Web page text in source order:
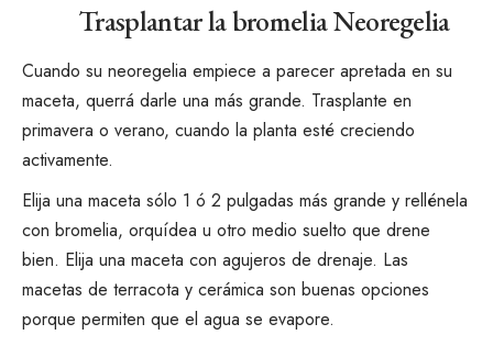
Trasplantar la bromelia Neoregelia
Cuando su neoregelia empiece a parecer apretada en su
maceta, querrá darle una más grande. Trasplante en
primavera o verano, cuando la planta esté creciendo
activamente.
Elija una maceta sólo 1 ó 2 pulgadas más grande y rellénela
con bromelia, orquídea u otro medio suelto que drene
bien. Elija una maceta con agujeros de drenaje. Las
macetas de terracota y cerámica son buenas opciones
porque permiten que el agua se evapore.